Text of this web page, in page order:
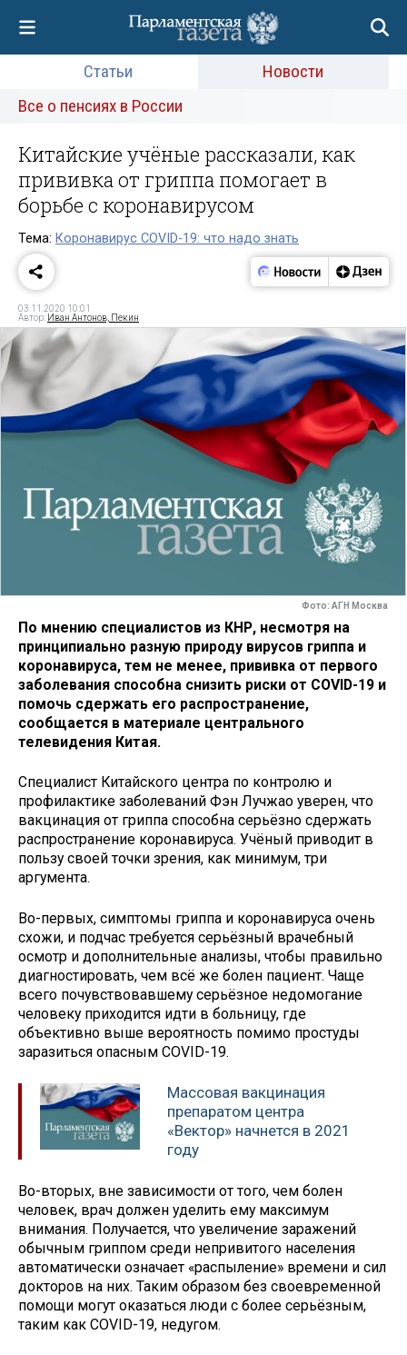
Статьи
Новости
Все о пенсиях в России
Китайские учёные рассказали, как
прививка от гриппа помогает в
борьбе с коронавирусом
Тема: Коронавирус COVID-19: что надо знать
03.11.2020 10:01
Автор: Иван Антонов, Пекин
Фото: АГН Москва
По мнению специалистов из КНР, несмотря на
принципиально разную природу вирусов гриппа и
коронавируса, тем не менее, прививка от первого
заболевания способна снизить риски от COVID-19 и
помочь сдержать его распространение,
сообщается в материале центрального
телевидения Китая.
Специалист Китайского центра по контролю и
профилактике заболеваний Фэн Лучжао уверен, что
вакцинация от гриппа способна серьёзно сдержать
распространение коронавируса. Учёный приводит в
пользу своей точки зрения, как минимум, три
аргумента.
Во-первых, симптомы гриппа и коронавируса очень
схожи, и подчас требуется серьёзный врачебный
осмотр и дополнительные анализы, чтобы правильно
диагностировать, чем всё же болен пациент. Чаще
всего почувствовавшему серьёзное недомогание
человеку приходится идти в больницу, где
объективно выше вероятность помимо простуды
заразиться опасным COVID-19.
Массовая вакцинация
препаратом центра
«Вектор» начнется в 2021
году
Во-вторых, вне зависимости от того, чем болен
человек, врач должен уделить ему максимум
внимания. Получается, что увеличение заражений
обычным гриппом среди непривитого населения
автоматически означает «распыление» времени и сил
докторов на них. Таким образом без своевременной
помощи могут оказаться люди с более серьёзным,
таким как COVID-19, недугом.